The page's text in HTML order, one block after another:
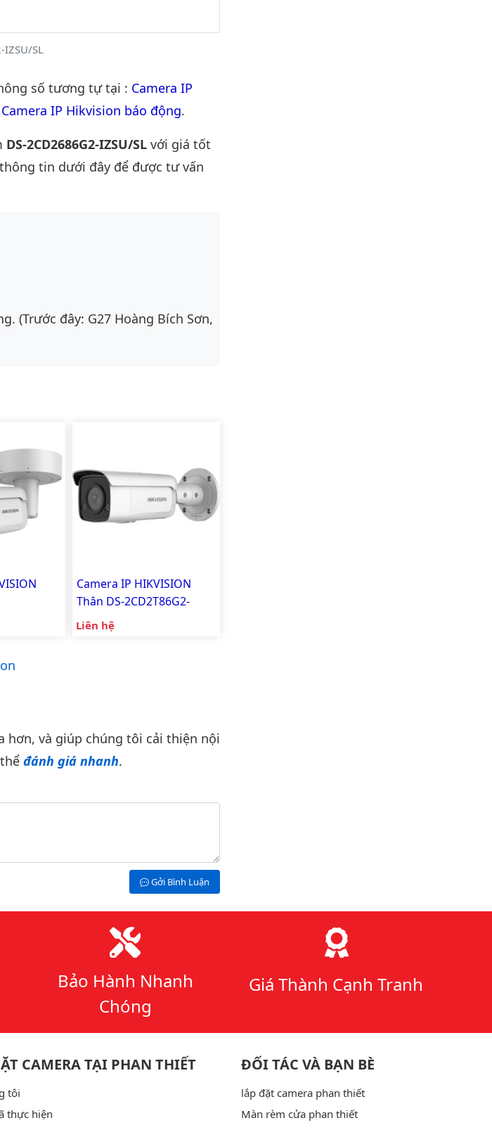
SL
số tương tự tại : Camera IP
Camera IP Hikvision báo động.
DS-2CD2686G2-IZSU/SL với giá tốt
tin dưới đây để được tư vấn
(Trước đây: G27 Hoàng Bích Sơn,
SL
Camera IP HIKVISION
Thân DS-2CD2T86G2-
ISU/SL
Liên hệ
hơn, và giúp chúng tôi cải thiện nội
đánh giá nhanh.
Gởi Bình Luận
Bảo Hành Nhanh
Chóng
Giá Thành Cạnh Tranh
CAMERA TẠI PHAN THIẾT
tôi
thực hiện
ĐỐI TÁC VÀ BẠN BÈ
lắp đặt camera phan thiết
Màn rèm cửa phan thiết